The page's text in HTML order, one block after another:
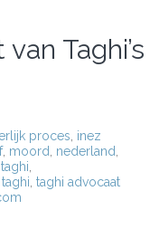
Taghi’s
proces inez
, moord nederland
taghi taghi advocaat